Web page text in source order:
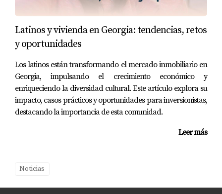
a tus necesidades.
Preguntas Frecuentes
¿Cuál es la mejor universidad para
La Universidad de Vanderbilt es altamente
reconocida por su programa en negocios, seguida
por la Universidad Estatal de Middle Tennessee.
fuerte enfoque en ingeniería, ofreciendo diversas
Latinos y vivienda en Georgia: tendencias, retos
y oportunidades
Los latinos están transformando el mercado inmobiliario en
Georgia, impulsando el crecimiento económico y
enriqueciendo la diversidad cultural. Este artículo explora su
impacto, casos prácticos y oportunidades para inversionistas,
destacando la importancia de esta comunidad.
Leer más
Noticias